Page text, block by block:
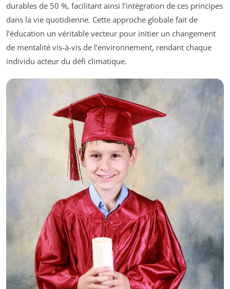
durables de 50 %, facilitant ainsi l’intégration de ces principes
dans la vie quotidienne. Cette approche globale fait de
l’éducation un véritable vecteur pour initier un changement
de mentalité vis-à-vis de l’environnement, rendant chaque
individu acteur du défi climatique.